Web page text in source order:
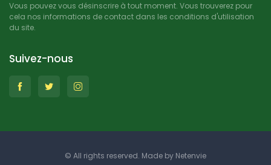
Vous pouvez vous désinscrire à tout moment. Vous trouverez pour
cela nos informations de contact dans les conditions d'utilisation
du site.
Suivez-nous
© All rights reserved. Made by Netenvie